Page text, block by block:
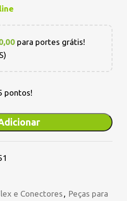
para portes grátis!
pontos!
e Conectores , Peças para